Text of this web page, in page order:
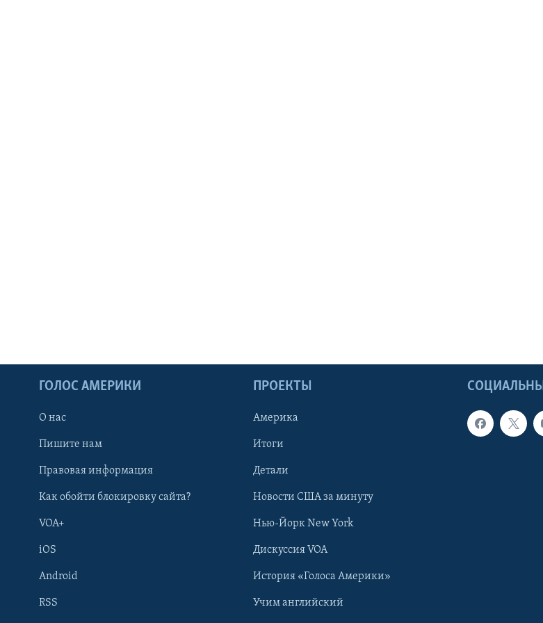
ГОЛОС АМЕРИКИ
О нас
Пишите нам
Правовая информация
Как обойти блокировку сайта?
VOA+
iOS
Android
RSS
ПРОЕКТЫ
Америка
Итоги
Детали
Новости США за минуту
Нью-Йорк New York
Дискуссия VOA
История «Голоса Америки»
Учим английский